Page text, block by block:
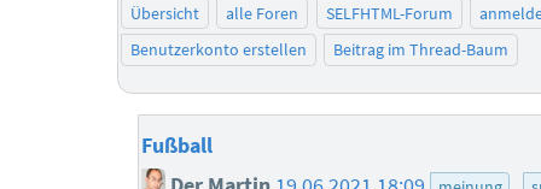
Übersicht alle Foren SELFHTML-Forum
Benutzerkonto erstellen
Beitrag im Thread-Baum
Fußball